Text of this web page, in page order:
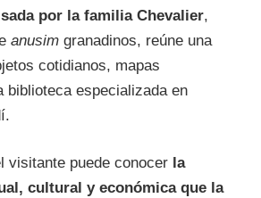
por la familia Chevalier,
anusimgranadinos, reúne una
cotidianos, mapas
biblioteca especializada en
visitante puede conocer la
cultural y económica que la